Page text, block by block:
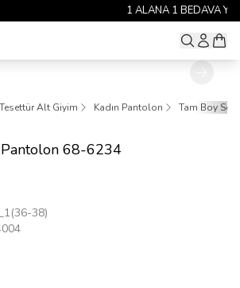
1 ALANA 1 BEDAVA YAYINDA 🎉
Tesettür Alt Giyim Kadın Pantolon
Tam Boy
68-6234
38)